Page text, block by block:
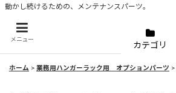
動かし続けるための、メンテナンスパーツ。
メニュー
カテゴリ
ホーム > 業務用ハンガーラック用 オプションパーツ >